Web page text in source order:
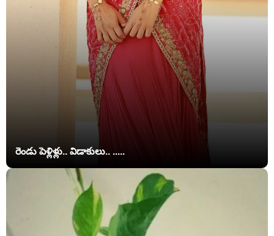
రెండు పెళ్లిళ్లు.. విడాకులు.. .....